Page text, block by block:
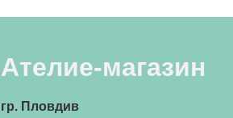
Ателие-магазин
гр. Пловдив